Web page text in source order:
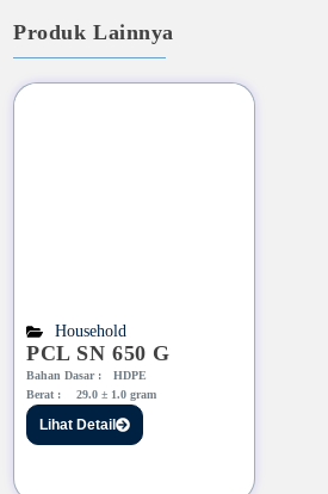
Produk Lainnya
Household
PCL SN 650 G
Bahan Dasar :
HDPE
Berat :
29.0 ± 1.0 gram
Lihat Detail